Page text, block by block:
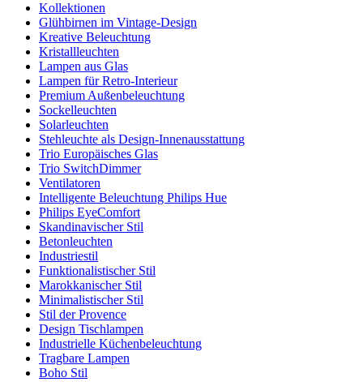
Kollektionen
Glühbirnen im Vintage-Design
Kreative Beleuchtung
Kristallleuchten
Lampen aus Glas
Lampen für Retro-Interieur
Premium Außenbeleuchtung
Sockelleuchten
Solarleuchten
Stehleuchte als Design-Innenausstattung
Trio Europäisches Glas
Trio SwitchDimmer
Ventilatoren
Intelligente Beleuchtung Philips Hue
Philips EyeComfort
Skandinavischer Stil
Betonleuchten
Industriestil
Funktionalistischer Stil
Marokkanischer Stil
Minimalistischer Stil
Stil der Provence
Design Tischlampen
Industrielle Küchenbeleuchtung
Tragbare Lampen
Boho Stil